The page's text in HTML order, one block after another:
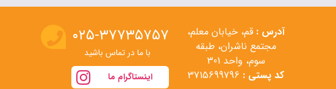
آدرس : قم، خیابان معلم،
مجتمع ناشران، طبقه
سوم، واحد 301
کد پستی :
۰۲۵-۳۷۷۳۵۷۵۷
با ما در تماس باشید
اینستاگرام ما